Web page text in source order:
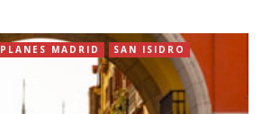
MADRID SAN ISIDRO